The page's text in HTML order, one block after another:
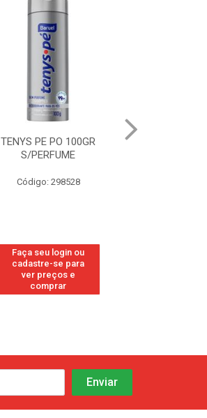
TENYS PE PO 100GR
S/PERFUME
Código: 298528
Faça seu login ou
cadastre-se para
ver preços e
comprar